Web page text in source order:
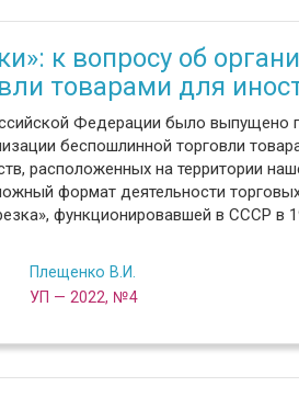
к вопросу об
товарами для
Федерации было выпущено
беспошлинной торговли
расположенных на территории
формат деятельности
функционировавшей в СССР в
Плещенко В.И.
УП — 2022, №4